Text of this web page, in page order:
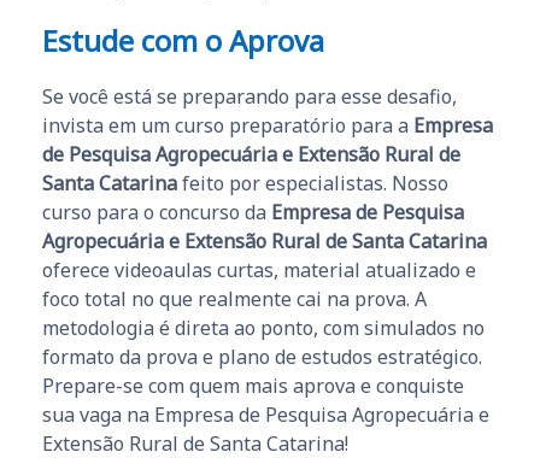
Estude com o Aprova
Se você está se preparando para esse desafio,
invista em um curso preparatório para a Empresa
de Pesquisa Agropecuária e Extensão Rural de
Santa Catarinafeito por especialistas. Nosso
curso para o concurso da Empresa de Pesquisa
Agropecuária e Extensão Rural de Santa Catarina
oferece videoaulas curtas, material atualizado e
foco total no que realmente cai na prova. A
metodologia é direta ao ponto, com simulados no
formato da prova e plano de estudos estratégico.
Prepare-se com quem mais aprova e conquiste
sua vaga na Empresa de Pesquisa Agropecuária e
Extensão Rural de Santa Catarina!